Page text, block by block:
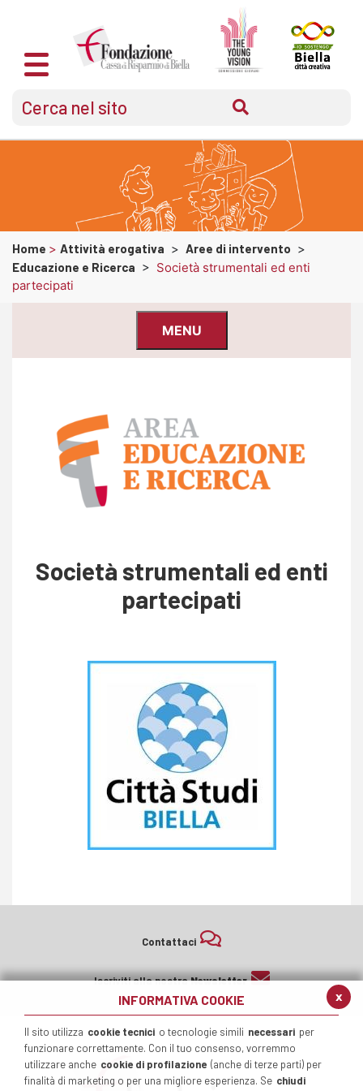
x
INFORMATIVA COOKIE
Il sito utilizza cookie tecnici o tecnologie simili necessari per
funzionare correttamente. Con il tuo consenso, vorremmo
utilizzare anche cookie di profilazione (anche di terze parti) per
finalità di marketing o per una migliore esperienza. Se chiudi
Home > Attività erogativa > Aree di intervento >
Educazione e Ricerca > Società strumentali ed enti
partecipati
MENU
Società strumentali ed enti
partecipati
Contattaci
Iscriviti alla nostraNewsletter